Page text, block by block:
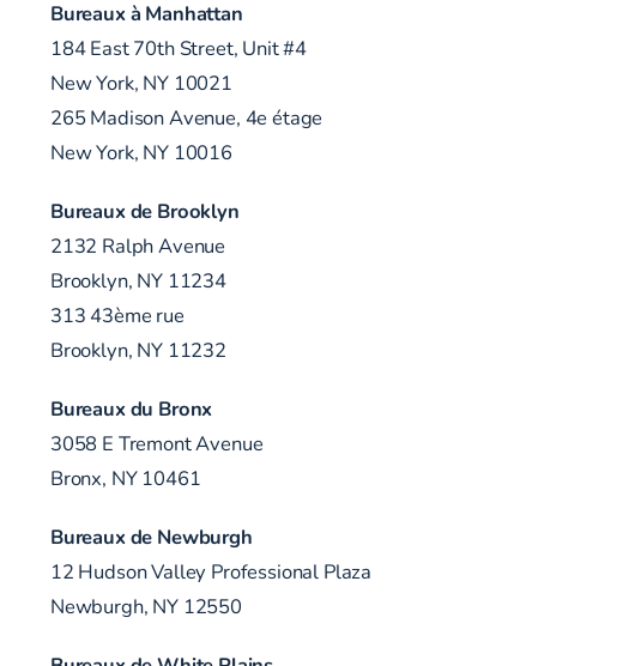
Bureaux à Manhattan
184 East 70th Street, Unit #4
New York, NY 10021
265 Madison Avenue, 4e étage
New York, NY 10016
Bureaux de Brooklyn
2132 Ralph Avenue
Brooklyn, NY 11234
313 43ème rue
Brooklyn, NY 11232
Bureaux du Bronx
3058 E Tremont Avenue
Bronx, NY 10461
Bureaux de Newburgh
12 Hudson Valley Professional Plaza
Newburgh, NY 12550